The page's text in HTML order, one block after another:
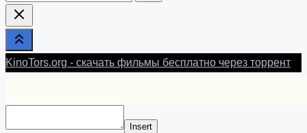
Here...
KinoTors.org - скачать фильмы бесплатно через торрент
Insert